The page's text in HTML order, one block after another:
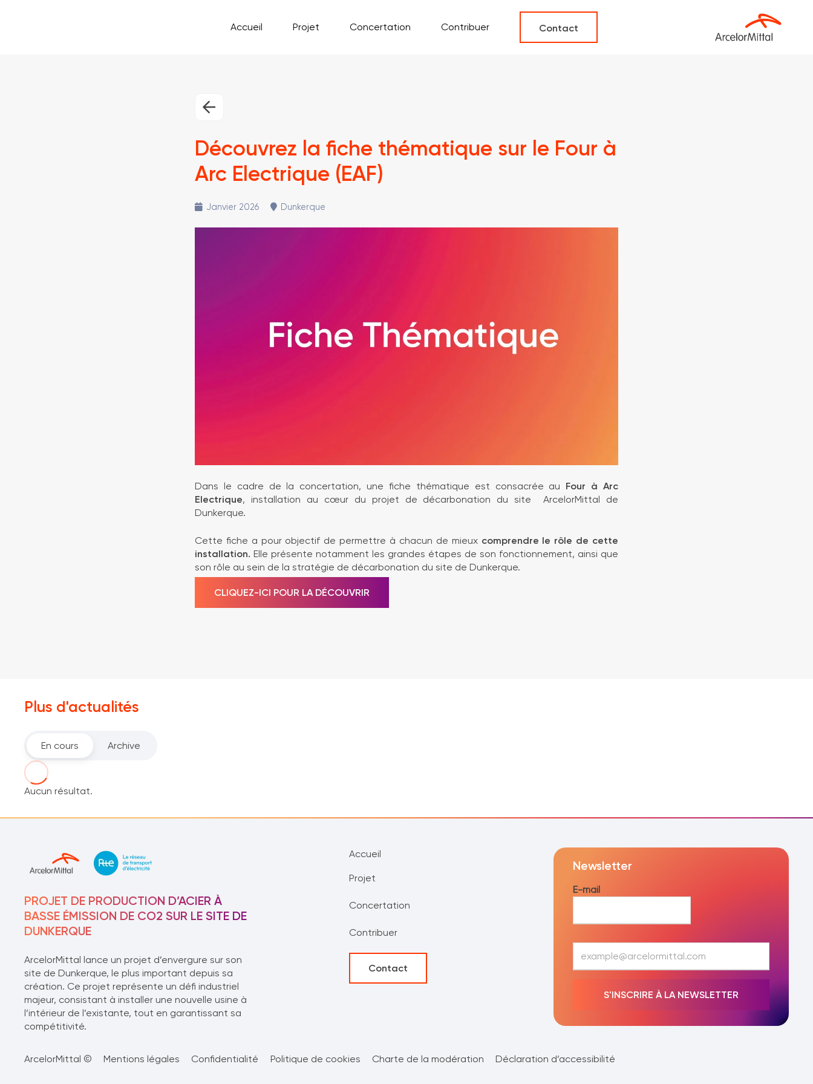
Accueil Projet Concertation Contribuer Contact
Découvrez la fiche thématique sur le Four à
Arc Electrique (EAF)
Janvier 2026 Dunkerque
Dans le cadre de la concertation, une fiche thématique est consacrée au Four à Arc
Electrique, installation au cœur du projet de décarbonation du site ArcelorMittal de
Dunkerque.
Cette fiche a pour objectif de permettre à chacun de mieux comprendre le rôle de cette
installation. Elle présente notamment les grandes étapes de son fonctionnement, ainsi que
son rôle au sein de la stratégie de décarbonation du site de Dunkerque.
CLIQUEZ-ICI POUR LA DÉCOUVRIR
Plus d'actualités
En cours Archive
Aucun résultat.
PROJET DE PRODUCTION D’ACIER À
BASSE ÉMISSION DE CO2 SUR LE SITE DE
DUNKERQUE
ArcelorMittal lance un projet d’envergure sur son
site de Dunkerque, le plus important depuis sa
création. Ce projet représente un défi industriel
majeur, consistant à installer une nouvelle usine à
l’intérieur de l’existante, tout en garantissant sa
compétitivité.
Accueil
Projet
Concertation
Contribuer
Contact
Newsletter
E-mail
*
S'INSCRIRE À LA NEWSLETTER
ArcelorMittal © Mentions légales Confidentialité Politique de cookies Charte de la modération Déclaration d’accessibilité